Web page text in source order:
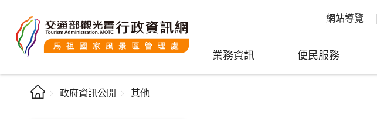
網站導覽
業務資訊 便民服務
政府資訊公開 其他